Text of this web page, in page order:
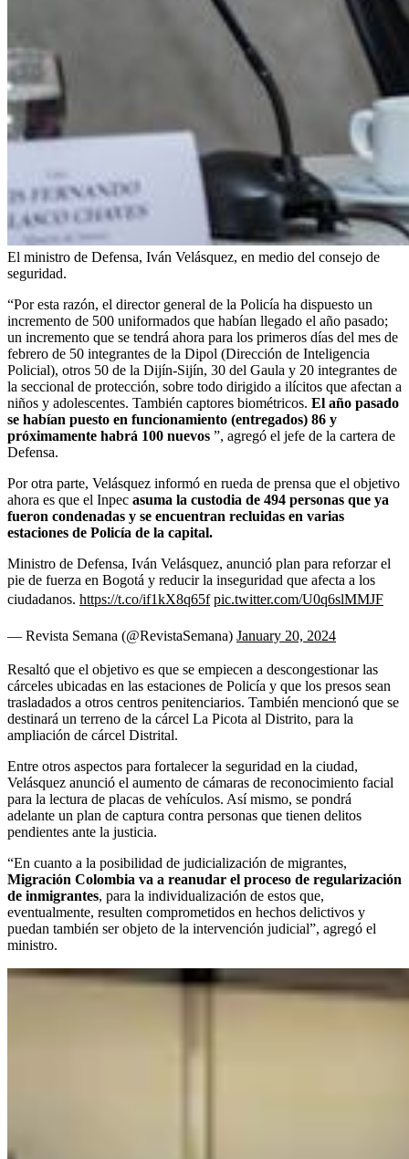
El ministro de Defensa, Iván Velásquez, en medio del consejo de
seguridad.
“Por esta razón, el director general de la Policía ha dispuesto un
incremento de 500 uniformados que habían llegado el año pasado;
un incremento que se tendrá ahora para los primeros días del mes de
febrero de 50 integrantes de la Dipol (Dirección de Inteligencia
Policial), otros 50 de la Dijín-Sijín, 30 del Gaula y 20 integrantes de
la seccional de protección, sobre todo dirigido a ilícitos que afectan a
niños y adolescentes. También captores biométricos. El año pasado
se habían puesto en funcionamiento (entregados) 86 y
próximamente habrá 100 nuevos ”, agregó el jefe de la cartera de
Defensa.
Por otra parte, Velásquez informó en rueda de prensa que el objetivo
ahora es que el Inpec asuma la custodia de 494 personas que ya
fueron condenadas y se encuentran recluidas en varias
estaciones de Policía de la capital.
Ministro de Defensa, Iván Velásquez, anunció plan para reforzar el
pie de fuerza en Bogotá y reducir la inseguridad que afecta a los
ciudadanos. https://t.co/if1kX8q65f pic.twitter.com/U0q6slMMJF
— Revista Semana (@RevistaSemana) January 20, 2024
Resaltó que el objetivo es que se empiecen a descongestionar las
cárceles ubicadas en las estaciones de Policía y que los presos sean
trasladados a otros centros penitenciarios. También mencionó que se
destinará un terreno de la cárcel La Picota al Distrito, para la
ampliación de cárcel Distrital.
Entre otros aspectos para fortalecer la seguridad en la ciudad,
Velásquez anunció el aumento de cámaras de reconocimiento facial
para la lectura de placas de vehículos. Así mismo, se pondrá
adelante un plan de captura contra personas que tienen delitos
pendientes ante la justicia.
“En cuanto a la posibilidad de judicialización de migrantes,
Migración Colombia va a reanudar el proceso de regularización
de inmigrantes, para la individualización de estos que,
eventualmente, resulten comprometidos en hechos delictivos y
puedan también ser objeto de la intervención judicial”, agregó el
ministro.